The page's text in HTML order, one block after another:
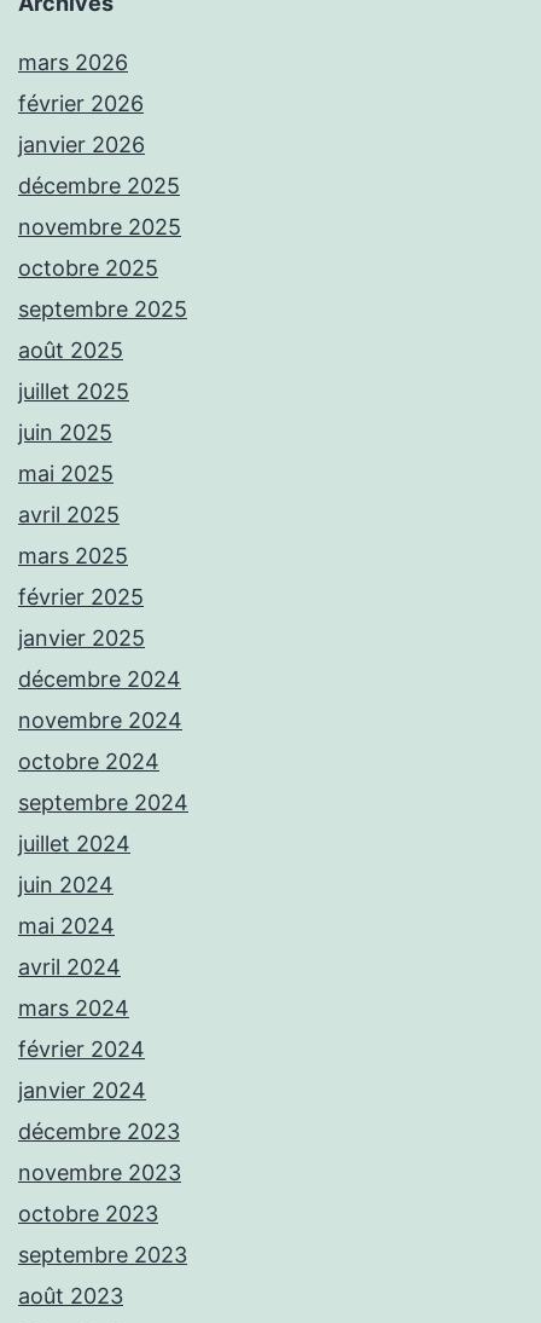
mars 2026
février 2026
janvier 2026
décembre 2025
novembre 2025
octobre 2025
septembre 2025
août 2025
juillet 2025
juin 2025
mai 2025
avril 2025
mars 2025
février 2025
janvier 2025
décembre 2024
novembre 2024
octobre 2024
septembre 2024
juillet 2024
juin 2024
mai 2024
avril 2024
mars 2024
février 2024
janvier 2024
décembre 2023
novembre 2023
octobre 2023
septembre 2023
août 2023